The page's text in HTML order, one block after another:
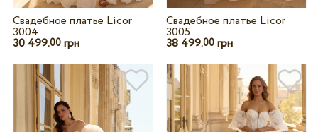
Свадебное платье Licor
3004
30 499.00грн
Свадебное платье Licor
3005
38 499.00 грн